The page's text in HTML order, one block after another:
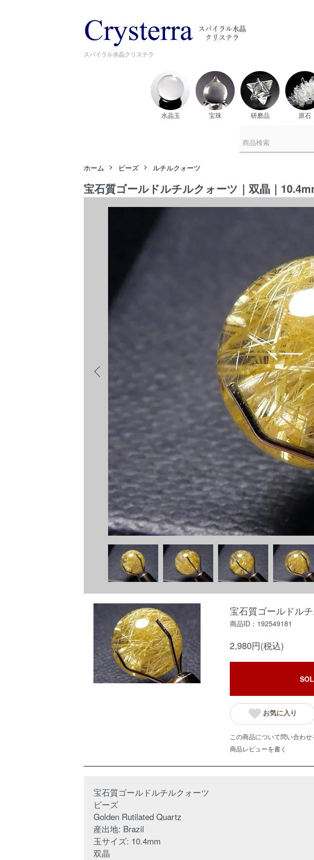
スパイラル水晶クリステラ
水晶玉 宝珠 研磨品 原石
ホーム ビーズ ルチルクォーツ
宝石質ゴールドルチルクォーツ｜双晶｜
宝石質ゴールドル
商品ID：192549181
2,980円(税込)
お気に入り
この商品について問い合わせ
商品レビューを書く
宝石質ゴールドルチルクォーツ
ビーズ
Golden Rutilated Quartz
産出地: Brazil
玉サイズ: 10.4mm
双晶